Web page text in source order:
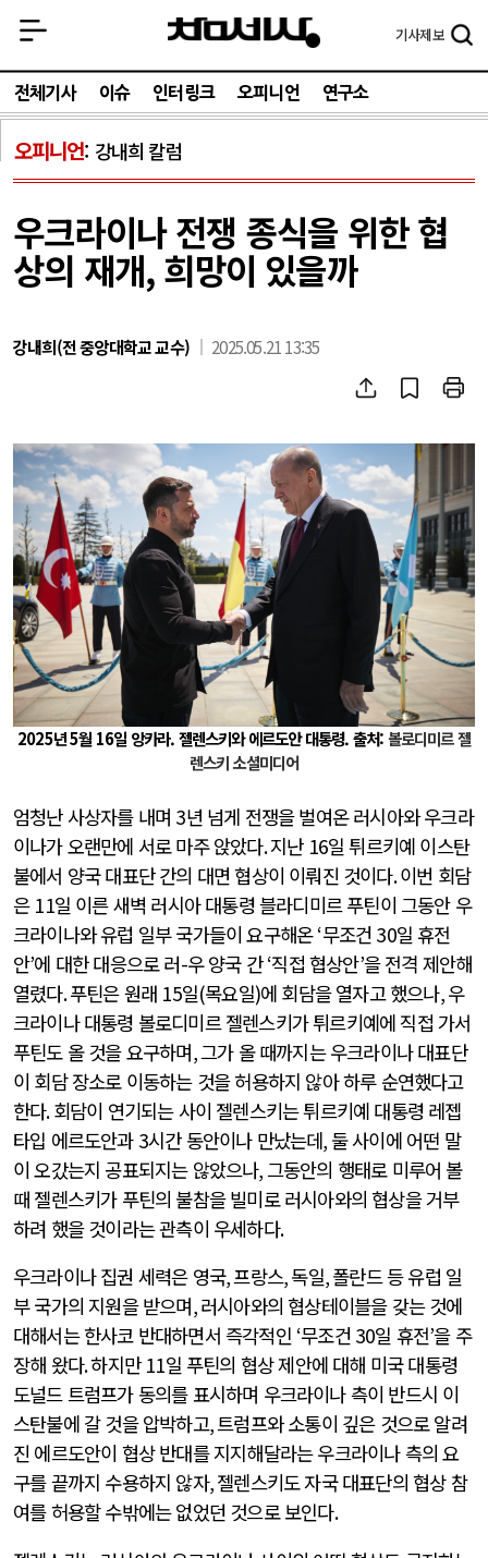
기사제보
전체기사 이슈 인터링크 오피니언 연구소
오피니언 강내희 칼럼
우크라이나 전쟁 종식을 위한 협
상의 재개, 희망이 있을까
강내희(전 중앙대학교 교수) 2025.05.21 13:35
2025년 5월 16일 앙카라. 젤렌스키와 에르도안 대통령. 출처:볼로디미르 젤
렌스키 소셜미디어
엄청난 사상자를 내며 3년 넘게 전쟁을 벌여온 러시아와 우크라
이나가 오랜만에 서로 마주 앉았다.지난 16일 튀르키예 이스탄
불에서 양국 대표단 간의 대면 협상이 이뤄진 것이다.이번 회담
은 11일 이른 새벽 러시아 대통령 블라디미르 푸틴이 그동안 우
크라이나와 유럽 일부 국가들이 요구해온‘무조건 30일 휴전
안’에 대한 대응으로 러-우 양국 간‘직접 협상안’을 전격 제안해
열렸다.푸틴은 원래 15일(목요일)에 회담을 열자고 했으나,우
크라이나 대통령 볼로디미르 젤렌스키가 튀르키예에 직접 가서
푸틴도 올 것을 요구하며,그가 올 때까지는 우크라이나 대표단
이 회담 장소로 이동하는 것을 허용하지 않아 하루 순연했다고
한다.회담이 연기되는 사이 젤렌스키는 튀르키예 대통령 레젭
타입 에르도안과 3시간 동안이나 만났는데, 둘 사이에 어떤 말
이 오갔는지 공표되지는 않았으나,그동안의 행태로 미루어 볼
때 젤렌스키가 푸틴의 불참을 빌미로 러시아와의 협상을 거부
하려 했을 것이라는 관측이 우세하다.
우크라이나 집권 세력은 영국,프랑스,독일,폴란드 등 유럽 일
부 국가의 지원을 받으며,러시아와의 협상테이블을 갖는 것에
대해서는 한사코 반대하면서 즉각적인 ‘무조건 30일 휴전’을 주
장해 왔다.하지만 11일 푸틴의 협상 제안에 대해 미국 대통령
도널드 트럼프가 동의를 표시하며 우크라이나 측이 반드시 이
스탄불에 갈 것을 압박하고,트럼프와 소통이 깊은 것으로 알려
진 에르도안이 협상 반대를 지지해달라는 우크라이나 측의 요
구를 끝까지 수용하지 않자,젤렌스키도 자국 대표단의 협상 참
여를 허용할 수밖에는 없었던 것으로 보인다.